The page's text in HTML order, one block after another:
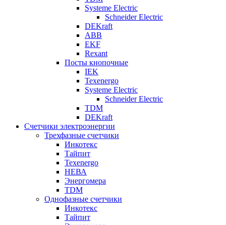
Systeme Electric
Schneider Electric
DEKraft
ABB
EKF
Rexant
Посты кнопочные
IEK
Texenergo
Systeme Electric
Schneider Electric
TDM
DEKraft
Счетчики электроэнергии
Трехфазные счетчики
Инкотекс
Тайпит
Texenergo
НЕВА
Энергомера
TDM
Однофазные счетчики
Инкотекс
Тайпит